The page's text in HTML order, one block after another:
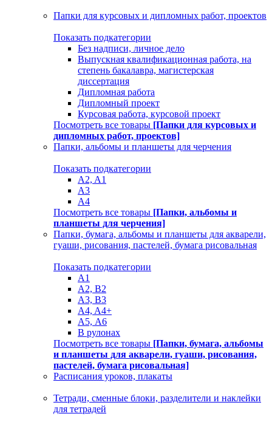
Папки для курсовых и дипломных работ, проектов
Показать подкатегории
Без надписи, личное дело
Выпускная квалификационная работа, на
степень бакалавра, магистерская
диссертация
Дипломная работа
Дипломный проект
Курсовая работа, курсовой проект
Посмотреть все товары [Папки для курсовых и
дипломных работ, проектов]
Папки, альбомы и планшеты для черчения
Показать подкатегории
A2, A1
A3
A4
Посмотреть все товары [Папки, альбомы и
планшеты для черчения]
Папки, бумага, альбомы и планшеты для акварели,
гуаши, рисования, пастелей, бумага рисовальная
Показать подкатегории
A1
A2, B2
A3, B3
A4, A4+
А5, А6
В рулонах
Посмотреть все товары [Папки, бумага, альбомы
и планшеты для акварели, гуаши, рисования,
пастелей, бумага рисовальная]
Расписания уроков, плакаты
Тетради, сменные блоки, разделители и наклейки
для тетрадей